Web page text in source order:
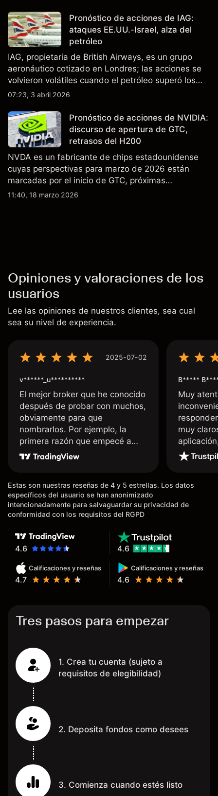
Pronóstico de acciones de IAG:
ataques EE.UU.-Israel, alza del
petróleo
IAG, propietaria de British Airways, es un grupo
aeronáutico cotizado en Londres; las acciones se
volvieron volátiles cuando el petróleo superó los
$105 y los cierres del espacio aéreo de Oriente
no es un indicador fiable de resultados futuros..
07:23, 3 abril 2026
Pronóstico de acciones de NVIDIA:
discurso de apertura de GTC,
retrasos del H200
NVDA es un fabricante de chips estadounidense
cuyas perspectivas para marzo de 2026 están
marcadas por el inicio de GTC, próximas
actualizaciones de productos y la incertidumbre
11:40, 18 marzo 2026
Opiniones y valoraciones de los
usuarios
Lee las opiniones de nuestros clientes, sea cual
sea su nivel de experiencia.
2025-07-02
v******_u**********
El mejor broker que he conocido
después de probar con muchos,
obviamente para que
nombrarlos. Por ejemplo, la
primera razón que empecé a
usar Capital fue la llegada de mi
dinero de inmediato a mi cuenta
existentes en el mercado que
tardan días o tienen mucha
burocracia; y la segunda razón,
hecho de operar en un mercado
determinado, debido a los
spread y al volumen existente.
Mientras más activo seas, más
dinero te reembolsa. Muchas
B*****
Muy
muy
Estas son nuestras reseñas de 4 y 5 estrellas. Los datos
específicos del usuario se han anonimizado
intencionadamente para salvaguardar su privacidad de
conformidad con los requisitos del RGPD
4.6
Calificaciones y reseñas
4.7
Calificaciones y reseñas
4.6
4.6
Tres pasos para empezar
1. Crea tu cuenta (sujeto a
requisitos de elegibilidad)
2. Deposita fondos como desees
3. Comienza cuando estés listo